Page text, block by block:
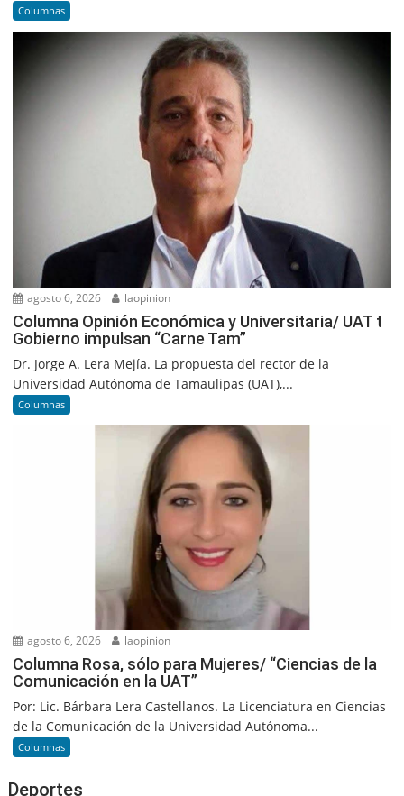
Columnas
agosto 6, 2026 laopinion
Columna Opinión Económica y Universitaria/ UAT t
Gobierno impulsan “Carne Tam”
Dr. Jorge A. Lera Mejía. La propuesta del rector de la
Universidad Autónoma de Tamaulipas (UAT),...
Columnas
agosto 6, 2026 laopinion
Columna Rosa, sólo para Mujeres/ “Ciencias de la
Comunicación en la UAT”
Por: Lic. Bárbara Lera Castellanos. La Licenciatura en Ciencias
de la Comunicación de la Universidad Autónoma...
Columnas
Deportes